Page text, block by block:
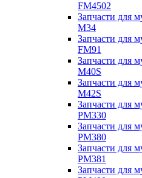
FM4502
Запчасти для
M34
Запчасти для
FM91
Запчасти для
M40S
Запчасти для
M42S
Запчасти для
PM330
Запчасти для
PM380
Запчасти для
PM381
Запчасти для